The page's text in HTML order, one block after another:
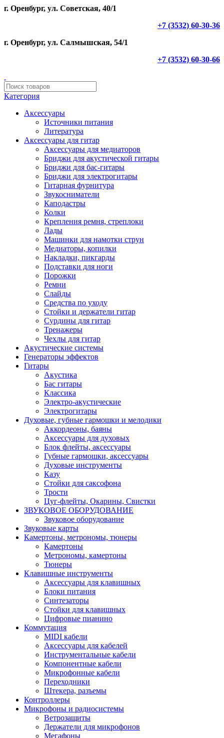
г. Оренбург, ул. Советская, 40/1
+7 (3532) 60-30-36
г. Оренбург, ул. Салмышская, 54/1
+7 (3532) 60-30-66
Категория
Аксессуары
Источники питания
Литература
Аксессуары для гитар
Аксессуары для медиаторов
Бриджи для акустической гитары
Бриджи для бас-гитары
Бриджи для электрогитары
Гитарная фурнитура
Звукосниматели
Каподастры
Колки
Крепления ремня, стреплоки
Лады
Машинки для намотки струн
Медиаторы, копилки
Накладки, пикгарды
Подставки для ноги
Порожки
Ремни
Слайды
Средства по уходу
Стойки и держатели гитар
Сурдины для гитар
Тренажеры
Чехлы для гитар
Акустические системы
Генераторы эффектов
Гитары
Акустика
Бас гитары
Классика
Электро-акустические
Электрогитары
Духовые, губные гармошки и мелодики
Аккордеоны, баяны
Аксессуары для духовых
Блок флейты, аксессуары
Губные гармошки, аксессуары
Духовые инструменты
Казу
Стойки для саксофона
Трости
Цуг-флейты, Окарины, Свистки
ЗВУКОВОЕ ОБОРУДОВАНИЕ
Звуковое оборудование
Звуковые карты
Камертоны, метрономы, тюнеры
Камертоны
Метрономы, камертоны
Тюнеры
Клавишные инструменты
Аксессуары для клавишных
Блоки питания
Синтезаторы
Стойки для клавишных
Цифровые пианино
Коммутация
MIDI кабели
Аксессуары для кабелей
Инструментальные кабели
Компонентные кабели
Микрофонные кабели
Переходники
Штекера, разъемы
Контроллеры
Микрофоны и радиосистемы
Ветрозащиты
Держатели для микрофонов
Мегафоны